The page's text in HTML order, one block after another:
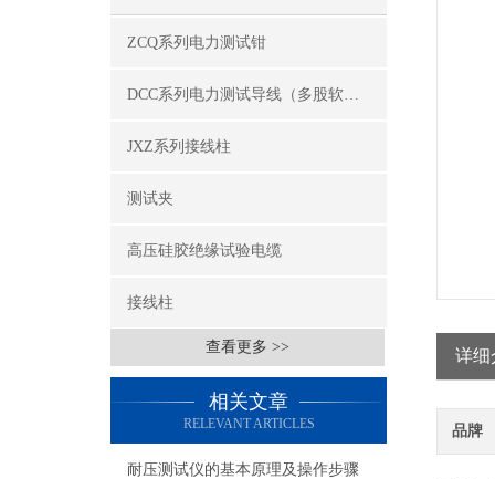
ZCQ系列电力测试钳
DCC系列电力测试导线（多股软线）
JXZ系列接线柱
测试夹
高压硅胶绝缘试验电缆
接线柱
查看更多 >>
相关文章
RELEVANT ARTICLES
耐压测试仪的基本原理及操作步骤
详细
品牌